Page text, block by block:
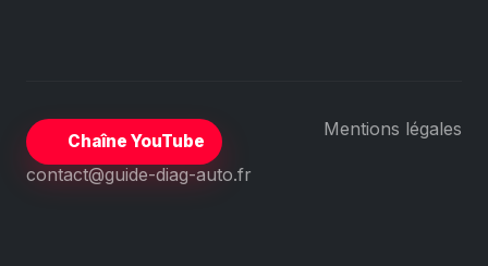
Chaîne YouTube
Mentions légales
contact@guide-diag-auto.fr